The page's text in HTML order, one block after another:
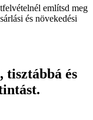
említsd meg
és növekedési
tisztábbá és